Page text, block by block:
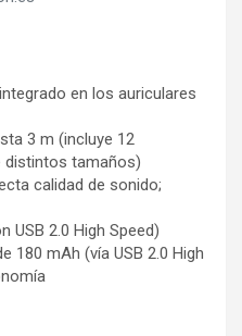
en los auriculares
3 m (incluye 12
distintos tamaños)
calidad de sonido;
USB 2.0 High Speed)
180 mAh (vía USB 2.0 High